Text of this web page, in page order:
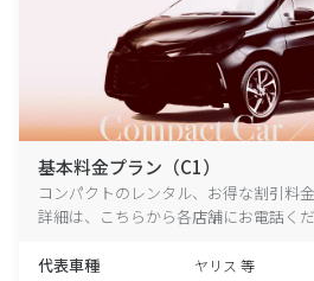
基本料金プラン（C1）
コンパクトのレンタル、お得な割引料
詳細は、こちらから各店舗にお電話くだ
代表車種 ヤリス 等